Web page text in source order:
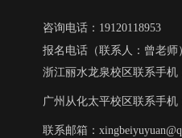
咨询电话：19120118953
报名电话（联系人：曾老师
浙江丽水龙泉校区联系
广州从化太平校区联系
联系邮箱：